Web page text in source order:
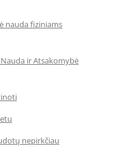
nauda fiziniams
ir Atsakomybė
nepirkčiau